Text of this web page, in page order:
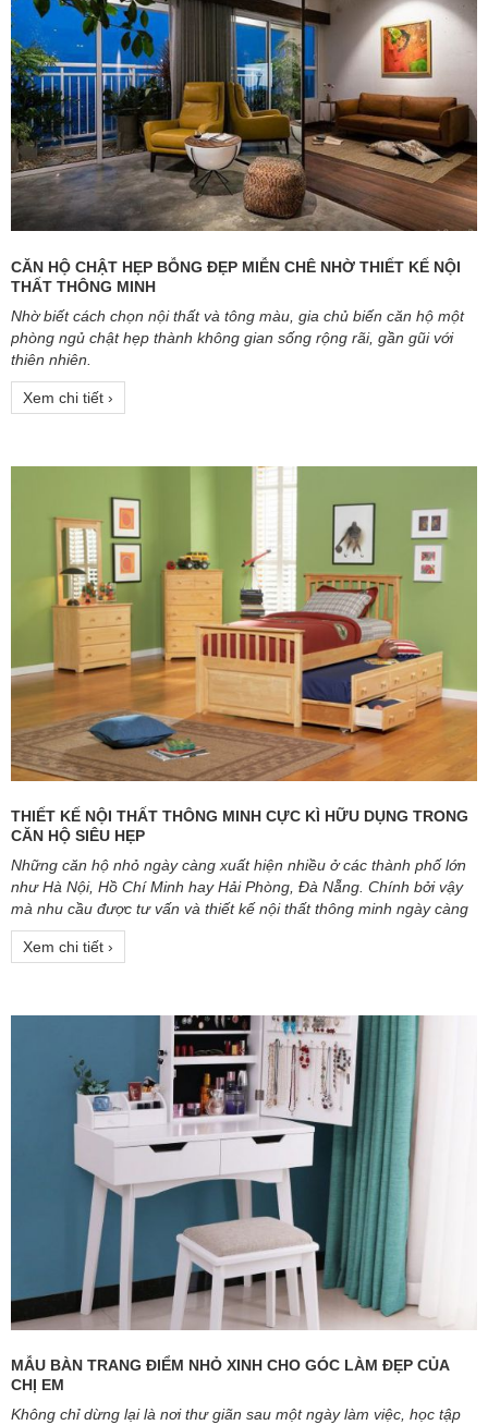
CĂN HỘ CHẬT HẸP BỖNG ĐẸP MIỄN CHÊ NHỜ THIẾT KẾ NỘI
THẤT THÔNG MINH
Nhờ biết cách chọn nội thất và tông màu, gia chủ biến căn hộ một
phòng ngủ chật hẹp thành không gian sống rộng rãi, gần gũi với
thiên nhiên.
Xem chi tiết ›
THIẾT KẾ NỘI THẤT THÔNG MINH CỰC KÌ HỮU DỤNG TRONG
CĂN HỘ SIÊU HẸP
Những căn hộ nhỏ ngày càng xuất hiện nhiều ở các thành phố lớn
như Hà Nội, Hồ Chí Minh hay Hải Phòng, Đà Nẵng. Chính bởi vậy
mà nhu cầu được tư vấn và thiết kế nội thất thông minh ngày càng
tăng cao hơn để tiết kiệm không gian và chi phí mua sắm.
Xem chi tiết ›
MẪU BÀN TRANG ĐIỂM NHỎ XINH CHO GÓC LÀM ĐẸP CỦA
CHỊ EM
Không chỉ dừng lại là nơi thư giãn sau một ngày làm việc, học tập